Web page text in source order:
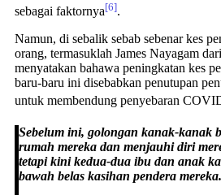
sebagai faktornya[6].
Namun, di sebalik sebab sebenar kes
orang, termasuklah James Nayagam
menyatakan bahawa peningkatan kes
baru-baru ini disebabkan penutupan
untuk membendung penyebaran
Sebelum ini, golongan kanak-kanak
rumah mereka dan menjauhi diri
tetapi kini kedua-dua ibu dan anak
bawah belas kasihan pendera mereka.